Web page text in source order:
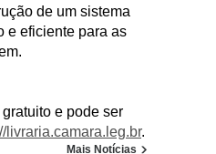
de um sistema
e eficiente para as
e pode ser
livraria.camara.leg.br.
Mais Notícias